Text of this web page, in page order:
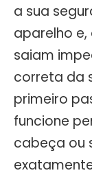
a sua
aparelho
saiam
correta da
primeiro
funcione
cabeça ou